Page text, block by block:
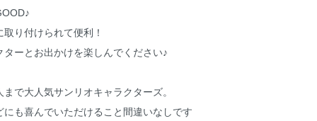
り付けられて便利！
ターとお出かけを楽しんでください♪
で大人気サンリオキャラクターズ。
も喜んでいただけること間違いなしです